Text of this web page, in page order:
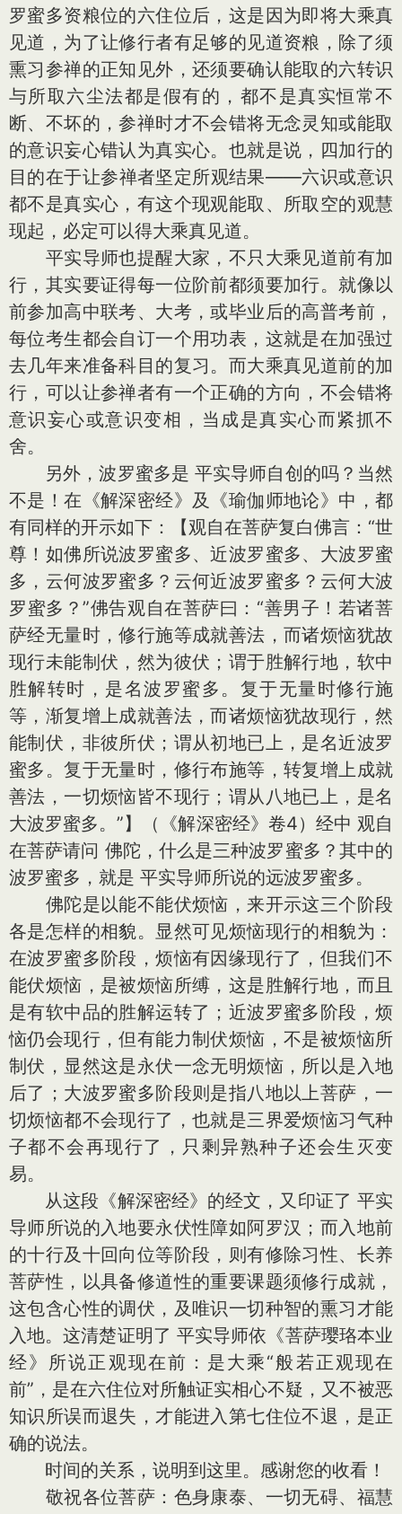
罗蜜多资粮位的六住位后，这是因为即将大乘真
见道，为了让修行者有足够的见道资粮，除了须
熏习参禅的正知见外，还须要确认能取的六转识
与所取六尘法都是假有的，都不是真实恒常不
断、不坏的，参禅时才不会错将无念灵知或能取
的意识妄心错认为真实心。也就是说，四加行的
目的在于让参禅者坚定所观结果——六识或意识
都不是真实心，有这个现观能取、所取空的观慧
现起，必定可以得大乘真见道。
平实导师也提醒大家，不只大乘见道前有加
行，其实要证得每一位阶前都须要加行。就像以
前参加高中联考、大考，或毕业后的高普考前，
每位考生都会自订一个用功表，这就是在加强过
去几年来准备科目的复习。而大乘真见道前的加
行，可以让参禅者有一个正确的方向，不会错将
意识妄心或意识变相，当成是真实心而紧抓不
舍。
另外，波罗蜜多是 平实导师自创的吗？当然
不是！在《解深密经》及《瑜伽师地论》中，都
有同样的开示如下：【观自在菩萨复白佛言：“世
尊！如佛所说波罗蜜多、近波罗蜜多、大波罗蜜
多，云何波罗蜜多？云何近波罗蜜多？云何大波
罗蜜多？”佛告观自在菩萨曰：“善男子！若诸菩
萨经无量时，修行施等成就善法，而诸烦恼犹故
现行未能制伏，然为彼伏；谓于胜解行地，软中
胜解转时，是名波罗蜜多。复于无量时修行施
等，渐复增上成就善法，而诸烦恼犹故现行，然
能制伏，非彼所伏；谓从初地已上，是名近波罗
蜜多。复于无量时，修行布施等，转复增上成就
善法，一切烦恼皆不现行；谓从八地已上，是名
大波罗蜜多。”】（《解深密经》卷4）经中 观自
在菩萨请问 佛陀，什么是三种波罗蜜多？其中的
波罗蜜多，就是 平实导师所说的远波罗蜜多。
佛陀是以能不能伏烦恼，来开示这三个阶段
各是怎样的相貌。显然可见烦恼现行的相貌为：
在波罗蜜多阶段，烦恼有因缘现行了，但我们不
能伏烦恼，是被烦恼所缚，这是胜解行地，而且
是有软中品的胜解运转了；近波罗蜜多阶段，烦
恼仍会现行，但有能力制伏烦恼，不是被烦恼所
制伏，显然这是永伏一念无明烦恼，所以是入地
后了；大波罗蜜多阶段则是指八地以上菩萨，一
切烦恼都不会现行了，也就是三界爱烦恼习气种
子都不会再现行了，只剩异熟种子还会生灭变
易。
从这段《解深密经》的经文，又印证了 平实
导师所说的入地要永伏性障如阿罗汉；而入地前
的十行及十回向位等阶段，则有修除习性、长养
菩萨性，以具备修道性的重要课题须修行成就，
这包含心性的调伏，及唯识一切种智的熏习才能
入地。这清楚证明了 平实导师依《菩萨璎珞本业
经》所说正观现在前：是大乘“般若正观现在
前”，是在六住位对所触证实相心不疑，又不被恶
知识所误而退失，才能进入第七住位不退，是正
确的说法。
时间的关系，说明到这里。感谢您的收看！
敬祝各位菩萨：色身康泰、一切无碍、福慧